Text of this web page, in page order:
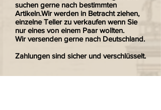
suchen gerne nach bestimmten
Artikeln.Wir werden in Betracht ziehen,
einzelne Teller zu verkaufen wenn Sie
nur eines von einem Paar wollten.
Wir versenden gerne nach Deutschland.
Zahlungen sind sicher und verschlüsselt.